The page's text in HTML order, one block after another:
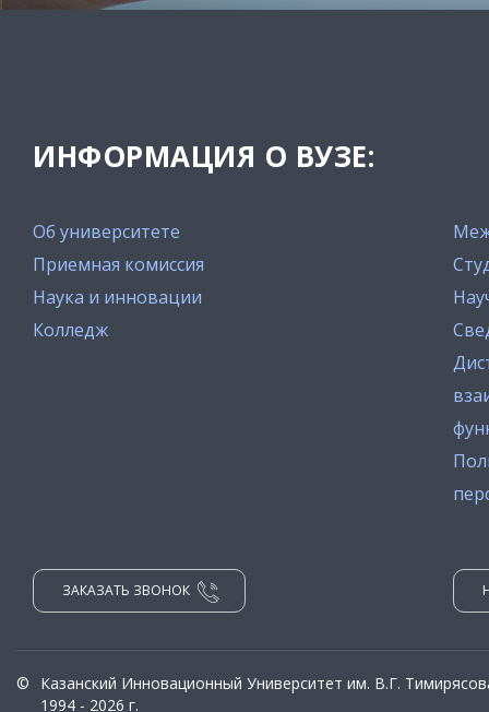
ИНФОРМАЦИЯ О ВУЗЕ:
Об университете
Приемная комиссия
Наука и инновации
Колледж
ЗАКАЗАТЬ ЗВОНОК
©
Казанский Инновационный Университет им. В.Г.
1994 - 2026 г.